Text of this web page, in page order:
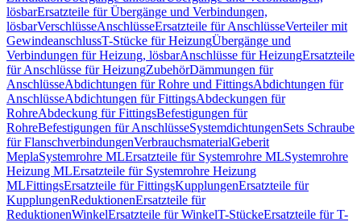
lösbarErsatzteile für Übergänge und Verbindungen,
lösbarVerschlüsseAnschlüsseErsatzteile für AnschlüsseVerteiler mit
GewindeanschlussT-Stücke für HeizungÜbergänge und
Verbindungen für Heizung, lösbarAnschlüsse für HeizungErsatzteile
für Anschlüsse für HeizungZubehörDämmungen für
AnschlüsseAbdichtungen für Rohre und FittingsAbdichtungen für
AnschlüsseAbdichtungen für FittingsAbdeckungen für
RohreAbdeckung für FittingsBefestigungen für
RohreBefestigungen für AnschlüsseSystemdichtungenSets Schraube
für FlanschverbindungenVerbrauchsmaterialGeberit
MeplaSystemrohre MLErsatzteile für Systemrohre MLSystemrohre
Heizung MLErsatzteile für Systemrohre Heizung
MLFittingsErsatzteile für FittingsKupplungenErsatzteile für
KupplungenReduktionenErsatzteile für
ReduktionenWinkelErsatzteile für WinkelT-StückeErsatzteile für T-